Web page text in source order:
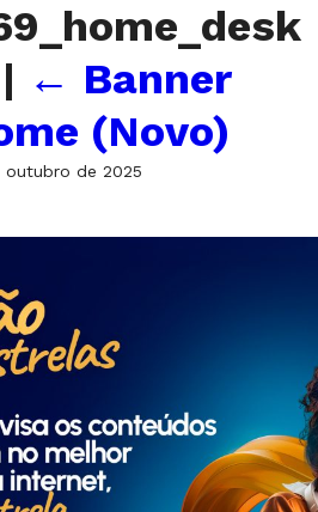
| ← Banner
(Novo)
outubro de 2025